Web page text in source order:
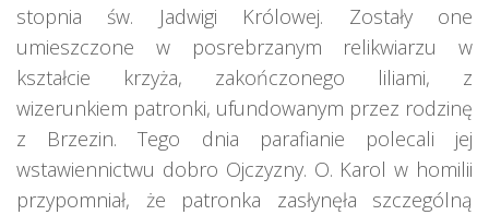
stopnia św. Jadwigi Królowej. Zostały one
umieszczone w posrebrzanym relikwiarzu w
kształcie krzyża, zakończonego liliami, z
wizerunkiem patronki, ufundowanym przez rodzinę
z Brzezin. Tego dnia parafianie polecali jej
wstawiennictwu dobro Ojczyzny. O. Karol w homilii
przypomniał, że patronka zasłynęła szczególną